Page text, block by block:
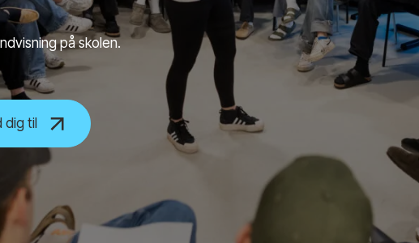
på skolen.
dig til